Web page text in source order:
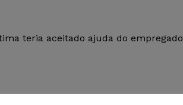
teria aceitado ajuda do empregado